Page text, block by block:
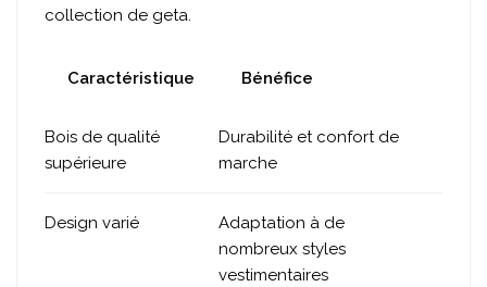
collection de geta.
Caractéristique Bénéfice
Bois de qualité
supérieure
Durabilité et confort de
marche
Design varié
Adaptation à de
nombreux styles
vestimentaires